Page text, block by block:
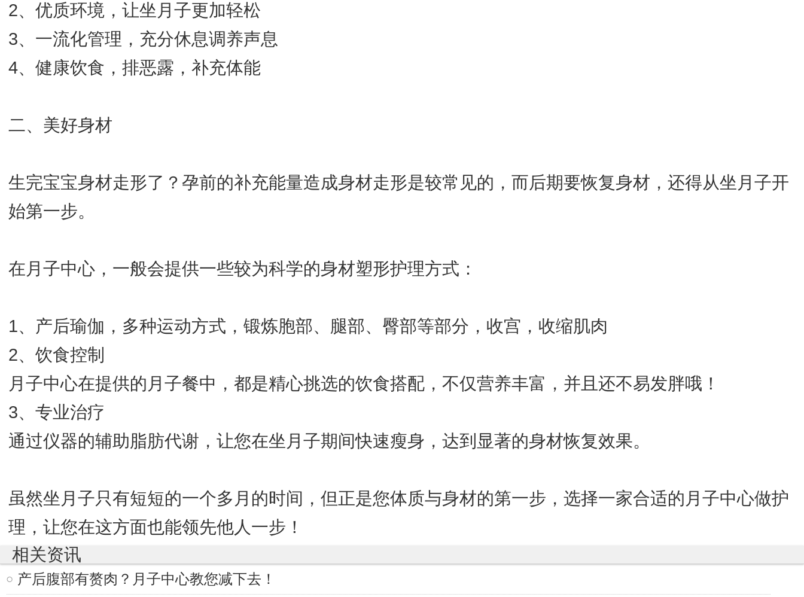
2、优质环境，让坐月子更加轻松
3、一流化管理，充分休息调养声息
4、健康饮食，排恶露，补充体能
二、美好身材
生完宝宝身材走形了？孕前的补充能量造成身材走形是较常见的，而后期要恢复身材，还得从坐月子开
始第一步。
在月子中心，一般会提供一些较为科学的身材塑形护理方式：
1、产后瑜伽，多种运动方式，锻炼胞部、腿部、臀部等部分，收宫，收缩肌肉
2、饮食控制
月子中心在提供的月子餐中，都是精心挑选的饮食搭配，不仅营养丰富，并且还不易发胖哦！
3、专业治疗
通过仪器的辅助脂肪代谢，让您在坐月子期间快速瘦身，达到显著的身材恢复效果。
虽然坐月子只有短短的一个多月的时间，但正是您体质与身材的第一步，选择一家合适的月子中心做护
理，让您在这方面也能领先他人一步！
相关资讯
产后腹部有赘肉？月子中心教您减下去！